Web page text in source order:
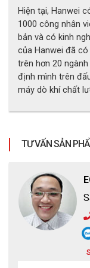
Bút Hanwei
phát hiện
Hiện tại, Hanwei
1000 công nhân
bản và có kinh
của Hanwei đã
trên hơn 20
định mình trên
máy dò khí chất
TƯ VẤN SẢN